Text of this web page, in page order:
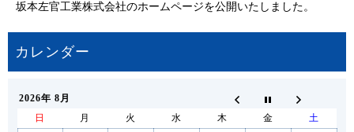
坂本左官工業株式会社のホームページを公開いたしました。
2026年 8月
日
月 火 水 木 金
土